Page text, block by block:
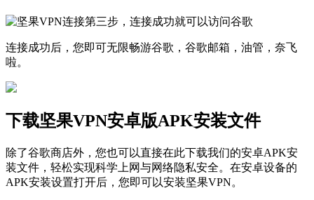
连接成功后，您即可无限畅游谷歌，谷歌邮箱，油管，奈飞
啦。
下载坚果VPN安卓版APK安装文件
除了谷歌商店外，您也可以直接在此下载我们的安卓APK安
装文件，轻松实现科学上网与网络隐私安全。在安卓设备的
APK安装设置打开后，您即可以安装坚果VPN。